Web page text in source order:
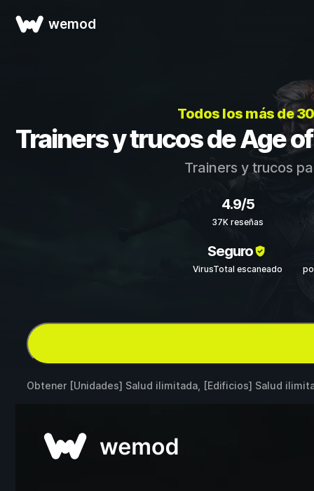
wemod
Todos los más de
Trainers y trucos de Age
Trainers y trucos
4.9/5
37K reseñas
Seguro
VirusTotal escaneado
Obtener [Unidades] Salud ilimitada, [Edificios] Salud